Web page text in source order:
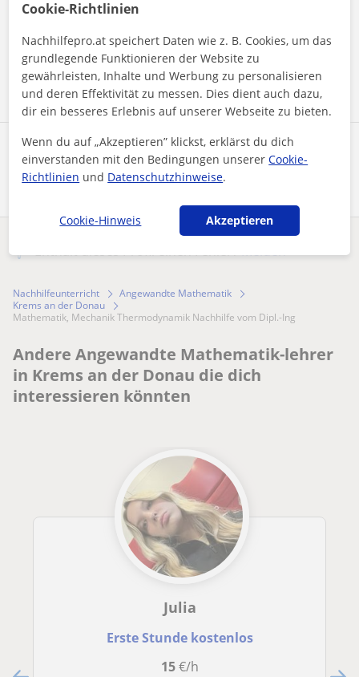
Profil teilen
Durch Klicken auf eine der beiden Schaltflächen stimmen Sie
Nachricht senden
Enthält dieses Profil einen Fehler?Melden
Nachhilfeunterricht
Angewandte Mathematik
Krems an der Donau
Mathematik, Mechanik Thermodynamik Nachhilfe vom Dipl.-Ing
Andere Angewandte Mathematik-lehrer
in Krems an der Donau die dich
interessieren könnten
Julia
Erste Stunde kostenlos
15€/h
Cookie-Richtlinien
Nachhilfepro.at speichert Daten wie z. B. Cookies, um das
grundlegende Funktionieren der Website zu
gewährleisten, Inhalte und Werbung zu personalisieren
und deren Effektivität zu messen. Dies dient auch dazu,
dir ein besseres Erlebnis auf unserer Webseite zu bieten.
Wenn du auf „Akzeptieren” klickst, erklärst du dich
einverstanden mit den Bedingungen unsererCookie-
Richtlinien und Datenschutzhinweise.
Cookie-Hinweis Akzeptieren